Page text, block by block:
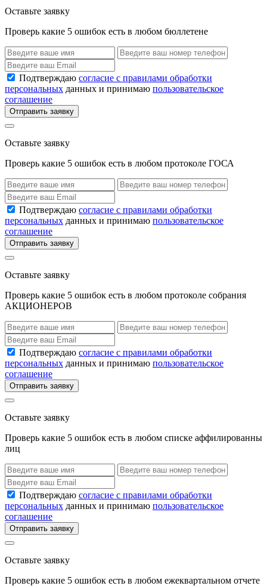
Оставьте заявку
Проверь какие 5 ошибок есть в любом бюллетене
Подтверждаю согласие с правилами обработки
персональных данных и принимаю пользовательское
соглашение
Отправить заявку
Оставьте заявку
Проверь какие 5 ошибок есть в любом протоколе ГОСА
Подтверждаю согласие с правилами обработки
персональных данных и принимаю пользовательское
соглашение
Отправить заявку
Оставьте заявку
Проверь какие 5 ошибок есть в любом протоколе собрания
АКЦИОНЕРОВ
Подтверждаю согласие с правилами обработки
персональных данных и принимаю пользовательское
соглашение
Отправить заявку
Оставьте заявку
Проверь какие 5 ошибок есть в любом списке аффилированны
лиц
Подтверждаю согласие с правилами обработки
персональных данных и принимаю пользовательское
соглашение
Отправить заявку
Оставьте заявку
Проверь какие 5 ошибок есть в любом ежеквартальном отчете